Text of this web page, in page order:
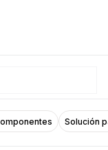
Solución